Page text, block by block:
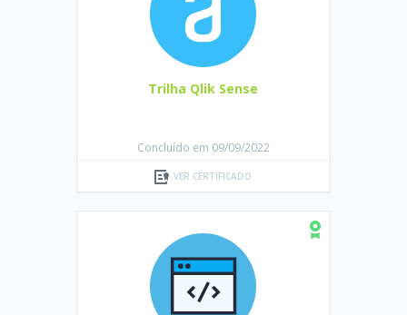
Trilha Qlik Sense
Concluído em 09/09/2022
VER CERTIFICADO